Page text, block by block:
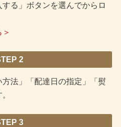
る」ボタンを選んでからロ
2
方法」「配達日の指定」「熨
3